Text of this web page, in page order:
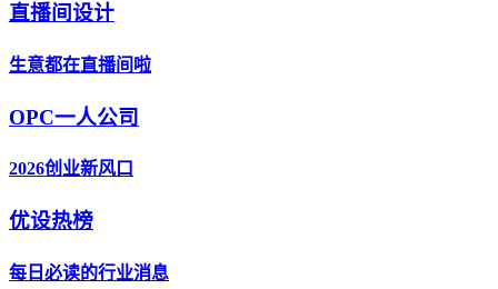
直播间设计
生意都在直播间啦
OPC一人公司
2026创业新风口
优设热榜
每日必读的行业消息